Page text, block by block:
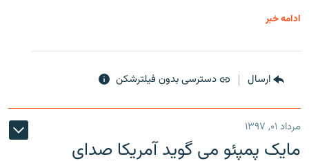
ادامه خبر
ارسال دسترسی بدون فیلترشکن
مرداد ۰۱, ۱۳۹۷
مایک پمپئو می گوید آمریکا صدای